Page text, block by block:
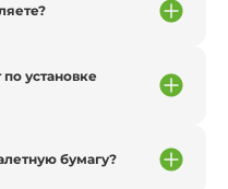
установке
бумагу?